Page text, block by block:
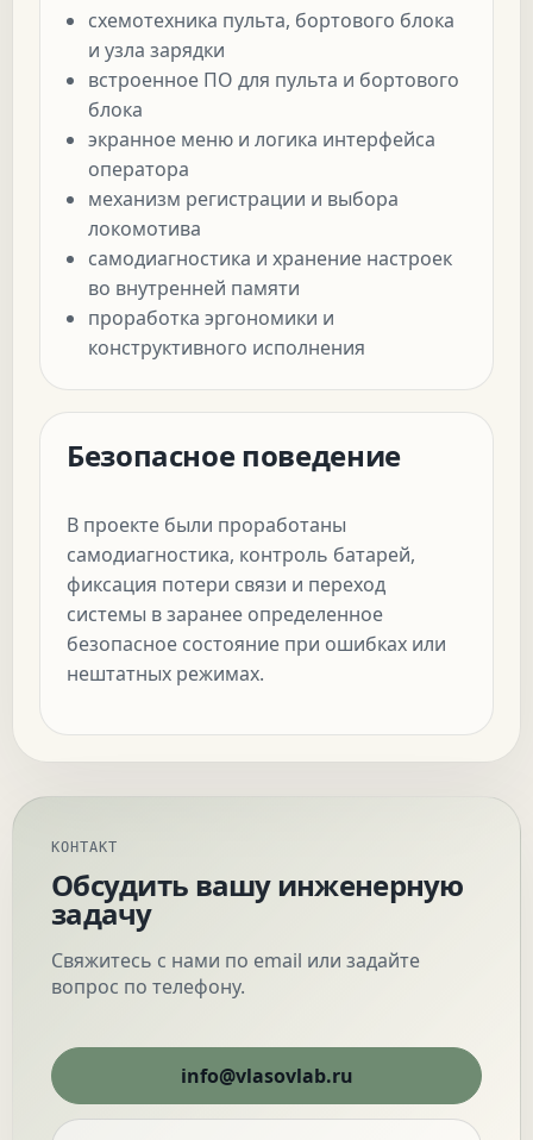
схемотехника пульта, бортового блока
и узла зарядки
встроенное ПО для пульта и бортового
блока
экранное меню и логика интерфейса
оператора
механизм регистрации и выбора
локомотива
самодиагностика и хранение настроек
во внутренней памяти
проработка эргономики и
конструктивного исполнения
Безопасное поведение
В проекте были проработаны
самодиагностика, контроль батарей,
фиксация потери связи и переход
системы в заранее определенное
безопасное состояние при ошибках или
нештатных режимах.
КОНТАКТ
Обсудить вашу инженерную
задачу
Свяжитесь с нами по email или задайте
вопрос по телефону.
info@vlasovlab.ru